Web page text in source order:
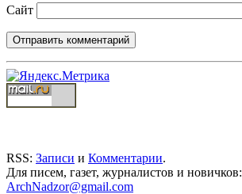
Сайт
RSS: Записи и Комментарии.
Для писем, газет, журналистов и новичков:
ArchNadzor@gmail.com